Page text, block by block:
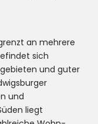
an mehrere
sich
und guter
und
liegt